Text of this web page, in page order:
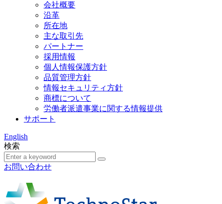
会社概要
沿革
所在地
主な取引先
パートナー
採用情報
個人情報保護方針
品質管理方針
情報セキュリティ方針
商標について
労働者派遣事業に関する情報提供
サポート
English
検索
お問い合わせ